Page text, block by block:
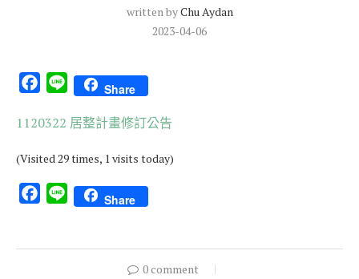
written byChu Aydan
2023-04-06
Facebook
Line Share
1120322 居整計畫修訂公告
(Visited 29 times, 1 visits today)
Facebook
Line Share
0 comment